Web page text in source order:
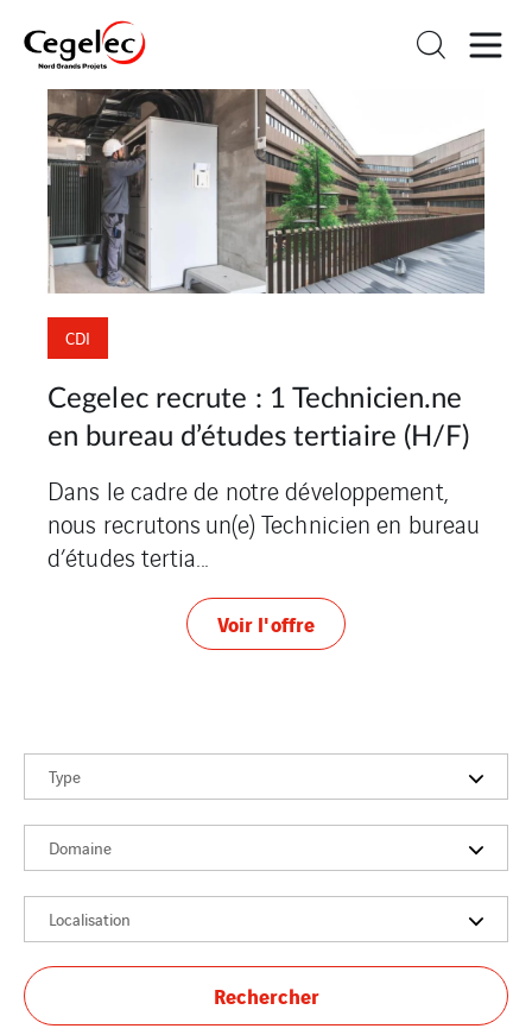
CDI
Cegelec recrute : 1 Technicien.ne
en bureau d’études tertiaire (H/F)
Dans le cadre de notre développement,
nous recrutons un(e) Technicien en bureau
d’études tertia...
Voir l'offre
Type
Domaine
Localisation
Rechercher